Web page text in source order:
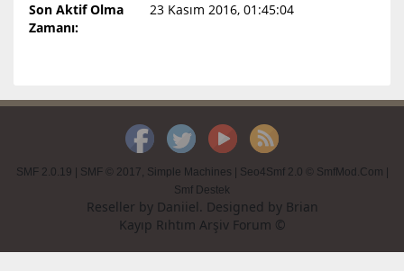
Son Aktif Olma
Zamanı:
23 Kasım 2016, 01:45:04
SMF 2.0.19 SMF © 2017, Simple Machines Seo4Smf 2.0 © SmfMod.Com
Smf Destek
Reseller by Daniiel. Designed by Brian
Kayıp Rıhtım Arşiv Forum ©